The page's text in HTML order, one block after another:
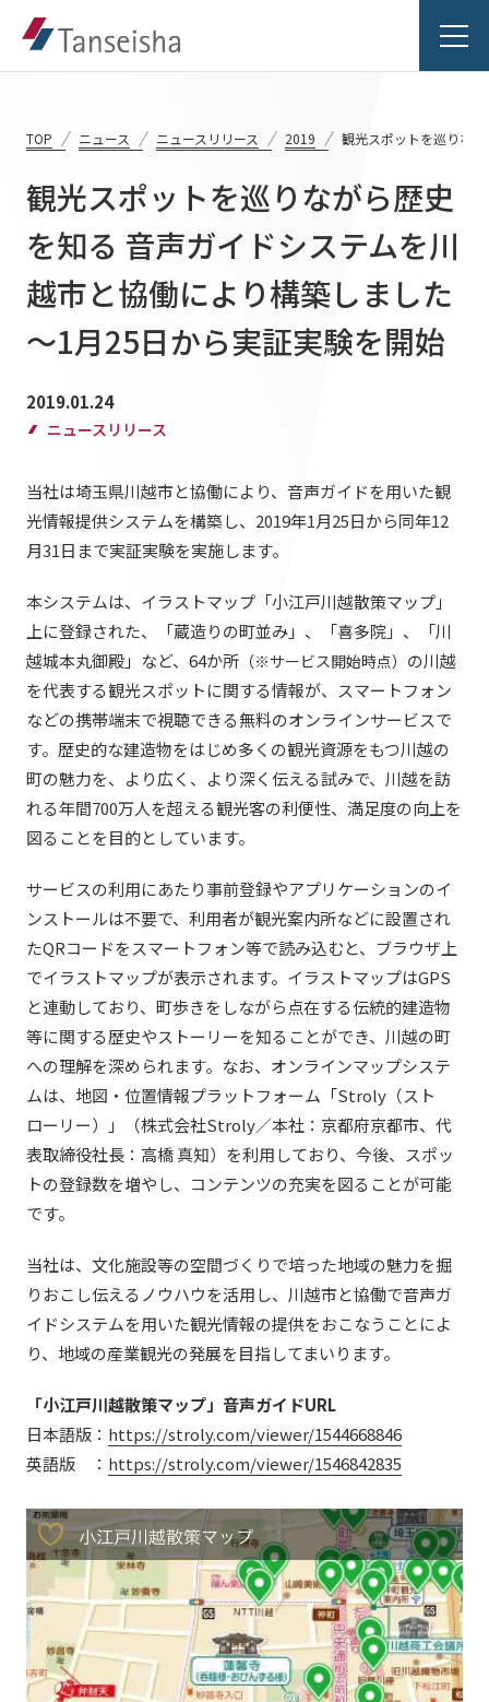
丹青社の想い
丹青社の想いTOP
トップメッセージ
事業紹介
事業紹介TOP
対応領域
提供サービス・ソリューション一覧
実績紹介TOP
商業空間
ホスピタリティ空間
ビジネス空間
イベント空間
文化空間
会社情報TOP
役員・組織紹介
拠点・グループ会社
オフィス紹介
沿革
IR情報
IR情報TOP
業績ハイライト
中期経営計画
IRライブラリ
株式情報
IRカレンダー
IRニュース
よくあるご質問
免責事項
サステナビリティ
サステナビリティTOP
トップコミットメント
サステナビリティ経営
マテリアリティ
ESGの取り組み：S（社会）
ESGの取り組み：G（ガバナンス）
社外からの評価・認定
統合報告書
サステナビリティデータ
ニュース
ニュースTOP
お知らせ
メディア掲載情報
ニュースリリース
丹青ノオト
協力会社/デザインパートナーの皆さまへ
お問い合わせ
採用情報
個人情報保護方針
個人情報の取り扱いについて
特定個人情報の適正な取扱いに関する基本方針
ウェブサイト利用規定
ソーシャルメディアポリシー
アクセシビリティポリシー
© TANSEISHA Co., Ltd.
Language 日本語English简体中文
TOP ニュース ニュースリリース 2019 観光スポットを巡りな
観光スポットを巡りながら歴史
を知る 音声ガイドシステムを川
越市と協働により構築しました
～1月25日から実証実験を開始
2019.01.24
ニュースリリース
当社は埼玉県川越市と協働により、音声ガイドを用いた観
光情報提供システムを構築し、2019年1月25日から同年12
月31日まで実証実験を実施します。
本システムは、イラストマップ「小江戸川越散策マップ」
上に登録された、「蔵造りの町並み」、「喜多院」、「川
越城本丸御殿」など、64か所 （※サービス開始時点） の川越
を代表する観光スポットに関する情報が、スマートフォン
などの携帯端末で視聴できる無料のオンラインサービスで
す。歴史的な建造物をはじめ多くの観光資源をもつ川越の
町の魅力を、より広く、より深く伝える試みで、川越を訪
れる年間700万人を超える観光客の利便性、満足度の向上を
図ることを目的としています。
サービスの利用にあたり事前登録やアプリケーションのイ
ンストールは不要で、利用者が観光案内所などに設置され
たQRコードをスマートフォン等で読み込むと、ブラウザ上
でイラストマップが表示されます。イラストマップはGPS
と連動しており、町歩きをしながら点在する伝統的建造物
等に関する歴史やストーリーを知ることができ、川越の町
への理解を深められます。なお、オンラインマップシステ
ムは、地図・位置情報プラットフォーム「Stroly（スト
ローリー）」（株式会社Stroly／本社：京都府京都市、代
表取締役社長：高橋 真知）を利用しており、今後、スポッ
トの登録数を増やし、コンテンツの充実を図ることが可能
です。
当社は、文化施設等の空間づくりで培った地域の魅力を掘
りおこし伝えるノウハウを活用し、川越市と協働で音声ガ
イドシステムを用いた観光情報の提供をおこなうことによ
り、地域の産業観光の発展を目指してまいります。
「小江戸川越散策マップ」音声ガイドURL
日本語版： https://stroly.com/viewer/1544668846
英語版 ： https://stroly.com/viewer/1546842835